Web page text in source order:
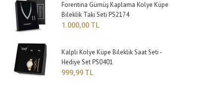
Forentina Gümüş Kaplama Kolye Küpe
Bileklik Takı Seti PS2174
1.000,00 TL
Kalpli Kolye Küpe Bileklik Saat Seti -
Hediye Set PS0401
999,99 TL